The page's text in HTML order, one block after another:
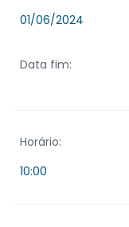
01/06/2024
Data fim:
Horário:
10:00